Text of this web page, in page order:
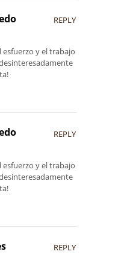
REPLY
esfuerzo y el trabajo
REPLY
esfuerzo y el trabajo
REPLY